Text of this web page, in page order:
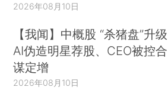
2026年08月10日
【我闻】中概股 “杀猪盘”升级
AI伪造明星荐股、CEO被控合
谋定增
2026年08月10日